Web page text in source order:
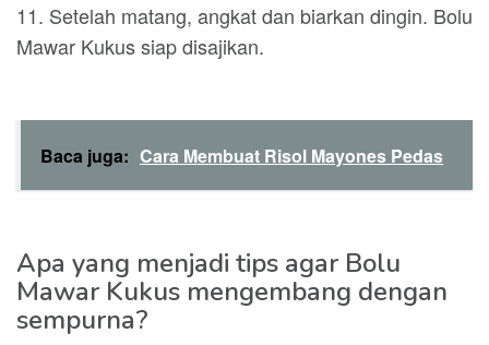
11. Setelah matang, angkat dan biarkan dingin. Bolu
Mawar Kukus siap disajikan.
Baca juga: Cara Membuat Risol Mayones Pedas
Apa yang menjadi tips agar Bolu
Mawar Kukus mengembang dengan
sempurna?